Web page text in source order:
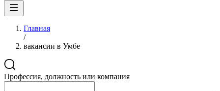
Главная
/
вакансии в Умбе
Профессия, должность или компания